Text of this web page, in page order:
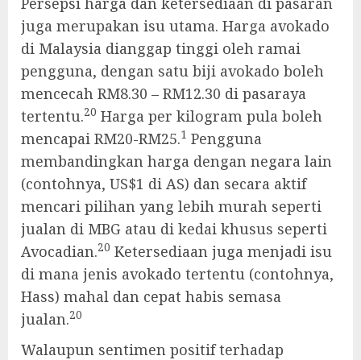
juga merupakan isu utama. Harga avokado
di Malaysia dianggap tinggi oleh ramai
pengguna, dengan satu biji avokado boleh
mencecah RM8.30 – RM12.30 di pasaraya
tertentu.20 Harga per kilogram pula boleh
mencapai RM20-RM25.1 Pengguna
membandingkan harga dengan negara lain
(contohnya, US$1 di AS) dan secara aktif
mencari pilihan yang lebih murah seperti
jualan di MBG atau di kedai khusus seperti
Avocadian.20 Ketersediaan juga menjadi isu
di mana jenis avokado tertentu (contohnya,
Hass) mahal dan cepat habis semasa
jualan.20
Walaupun sentimen positif terhadap